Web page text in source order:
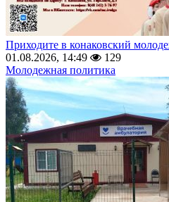
Приходите в конаковский
01.08.2026, 14:49
129
Молодежная политика